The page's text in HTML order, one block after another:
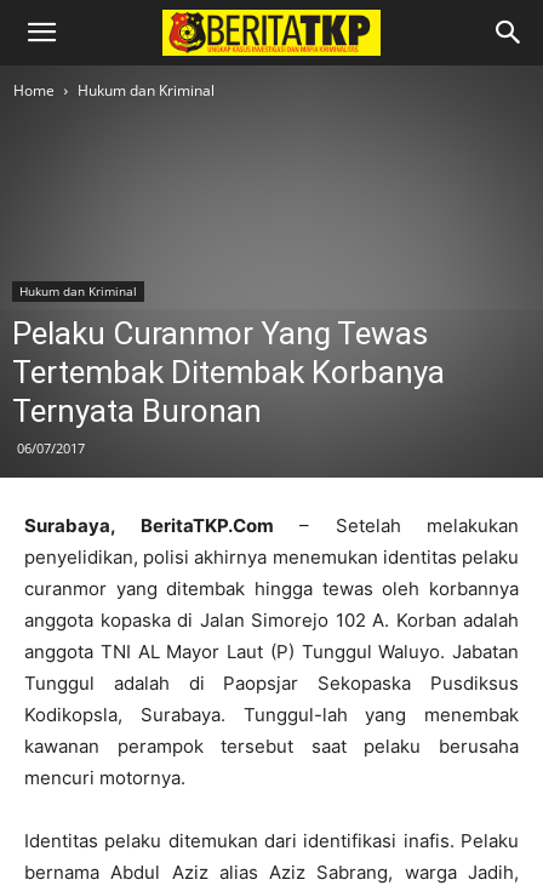
Home Hukum dan Kriminal
Hukum dan Kriminal
Pelaku Curanmor Yang Tewas
Tertembak Ditembak Korbanya
Ternyata Buronan
06/07/2017
Surabaya, BeritaTKP.Com – Setelah melakukan
penyelidikan, polisi akhirnya menemukan identitas pelaku
curanmor yang ditembak hingga tewas oleh korbannya
anggota kopaska di Jalan Simorejo 102 A. Korban adalah
anggota TNI AL Mayor Laut (P) Tunggul Waluyo. Jabatan
Tunggul adalah di Paopsjar Sekopaska Pusdiksus
Kodikopsla, Surabaya. Tunggul-lah yang menembak
kawanan perampok tersebut saat pelaku berusaha
mencuri motornya.
Identitas pelaku ditemukan dari identifikasi inafis. Pelaku
bernama Abdul Aziz alias Aziz Sabrang, warga Jadih,